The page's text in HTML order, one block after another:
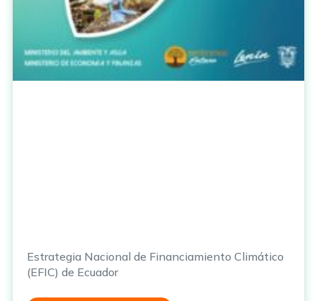
Estrategia Nacional de Financiamiento Climático
(EFIC) de Ecuador